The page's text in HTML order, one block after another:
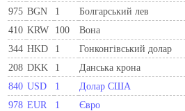
975 BGN 1 Болгарський лев
410 KRW 100 Вона
344 HKD 1 Гонконгівський долар
208 DKK 1 Данська крона
840 USD 1 Долар США
978 EUR 1 Євро